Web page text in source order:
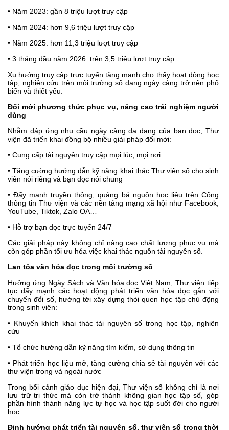
• Năm 2023: gần 8 triệu lượt truy cập
• Năm 2024: hơn 9,6 triệu lượt truy cập
• Năm 2025: hơn 11,3 triệu lượt truy cập
• 3 tháng đầu năm 2026: trên 3,5 triệu lượt truy cập
Xu hướng truy cập trực tuyến tăng mạnh cho thấy hoạt động học
tập, nghiên cứu trên môi trường số đang ngày càng trở nên phổ
biến và thiết yếu.
Đổi mới phương thức phục vụ, nâng cao trải nghiệm người
dùng
Nhằm đáp ứng nhu cầu ngày càng đa dạng của bạn đọc, Thư
viện đã triển khai đồng bộ nhiều giải pháp đổi mới:
• Cung cấp tài nguyên truy cập mọi lúc, mọi nơi
• Tăng cường hướng dẫn kỹ năng khai thác Thư viện số cho sinh
viên nói riêng và bạn đọc nói chung
• Đẩy mạnh truyền thông, quảng bá nguồn học liệu trên Cổng
thông tin Thư viện và các nền tảng mạng xã hội như Facebook,
YouTube, Tiktok, Zalo OA…
• Hỗ trợ bạn đọc trực tuyến 24/7
Các giải pháp này không chỉ nâng cao chất lượng phục vụ mà
còn góp phần tối ưu hóa việc khai thác nguồn tài nguyên số.
Lan tỏa văn hóa đọc trong môi trường số
Hưởng ứng Ngày Sách và Văn hóa đọc Việt Nam, Thư viện tiếp
tục đẩy mạnh các hoạt động phát triển văn hóa đọc gắn với
chuyển đổi số, hướng tới xây dựng thói quen học tập chủ động
trong sinh viên:
• Khuyến khích khai thác tài nguyên số trong học tập, nghiên
cứu
• Tổ chức hướng dẫn kỹ năng tìm kiếm, sử dụng thông tin
• Phát triển học liệu mở, tăng cường chia sẻ tài nguyên với các
thư viện trong và ngoài nước
Trong bối cảnh giáo dục hiện đại, Thư viện số không chỉ là nơi
lưu trữ tri thức mà còn trở thành không gian học tập số, góp
phần hình thành năng lực tự học và học tập suốt đời cho người
học.
Định hướng phát triển tài nguyên số, thư viện số trong thời